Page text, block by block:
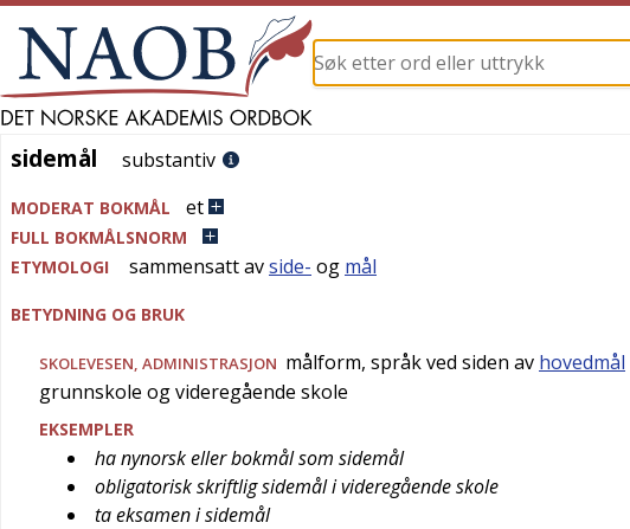
sidemål
sidemål substantiv
MODERAT BOKMÅL et
FULL BOKMÅLSNORM
ETYMOLOGI
sammensatt avside- og mål
BETYDNING OG BRUK
SKOLEVESEN ADMINISTRASJON målform, språk ved siden av hovedmål
grunnskole og videregående skole
EKSEMPLER
ha nynorsk eller bokmål som sidemål
obligatorisk skriftlig sidemål i videregående skole
ta eksamen i sidemål